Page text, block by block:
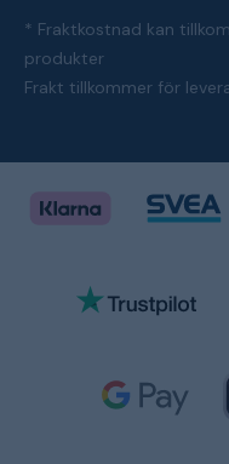
* Fraktkostnad kan
produkter
Frakt tillkommer för